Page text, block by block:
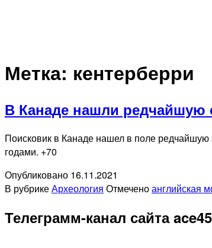
Метка: кентерберри
В Канаде нашли редчайшую
Поисковик в Канаде нашел в поле
годами. +70
Опубликовано 16.11.2021
В рубрикеАрхеология Отмеченоанглийская
Телеграмм-канал сайта